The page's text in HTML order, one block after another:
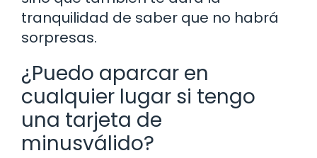
tranquilidad de saber que no habrá
sorpresas.
¿Puedo aparcar en
cualquier lugar si tengo
una tarjeta de
minusválido?